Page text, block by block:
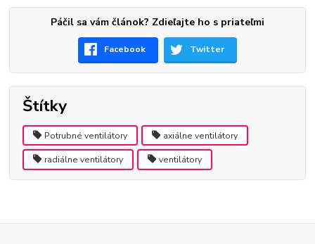
Páčil sa vám článok? Zdieľajte ho s priateľmi
Facebook Twitter
Štítky
Potrubné ventilátory axiálne ventilátory
radiálne ventilátory ventilátory